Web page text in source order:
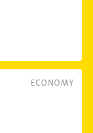
ECONOMY